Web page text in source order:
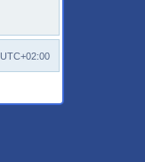
UTC+02:00